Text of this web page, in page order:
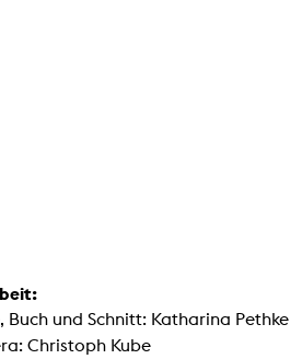
Buch und Schnitt: Katharina Pethke
Christoph Kube